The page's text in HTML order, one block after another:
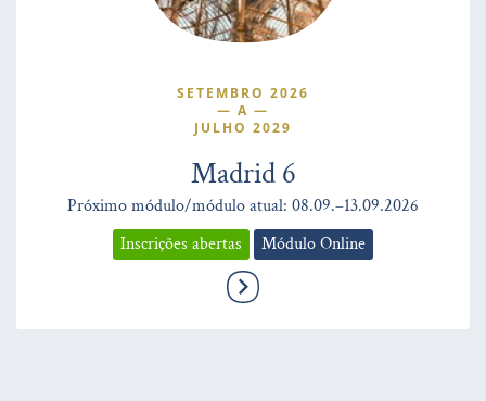
SETEMBRO 2026
— A —
JULHO 2029
Madrid 6
Próximo módulo/módulo atual: 08.09.–13.09.2026
Inscrições abertas
Módulo Online